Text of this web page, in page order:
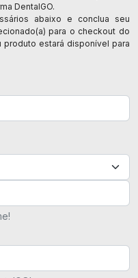
DentalGO.
abaixo e conclua seu
para o checkout do
estará disponível para